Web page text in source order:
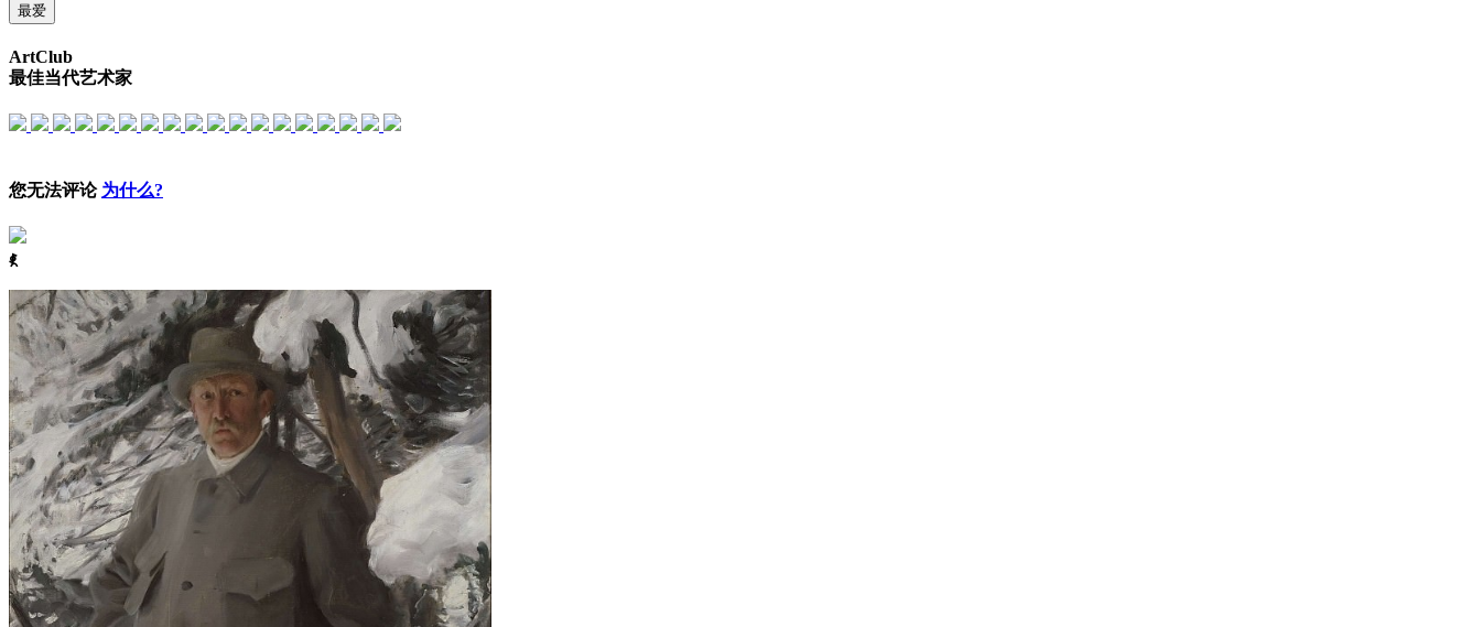
最爱
ArtClub
最佳当代艺术家
您无法评论 为什么?
ꈅ